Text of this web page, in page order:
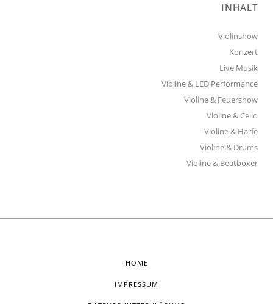
INHALT
Violinshow
Konzert
Live Musik
Violine & LED Performance
Violine & Feuershow
Violine & Cello
Violine & Harfe
Violine & Drums
Violine & Beatboxer
HOME
IMPRESSUM